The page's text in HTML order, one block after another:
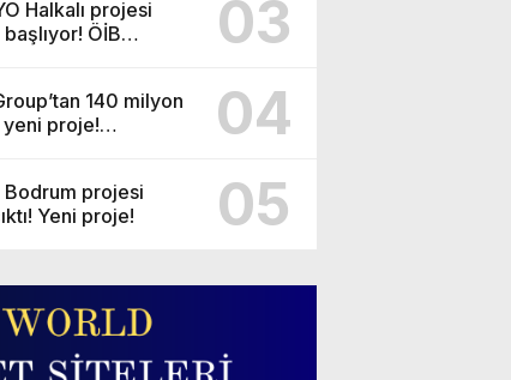
site yöneticilerinin aldığı 200 bin
- 7:28
Halkalı projesi
ÖİB
03
140 milyon
yeni proje!
04
Bodrum projesi
Yeni proje!
05